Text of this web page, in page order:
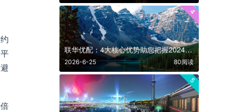
4
联华优配：4大核心优势助您把握2024年投资机遇
2026-6-25 80阅读
5